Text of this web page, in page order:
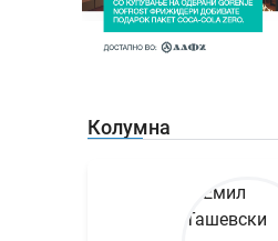
Колумна